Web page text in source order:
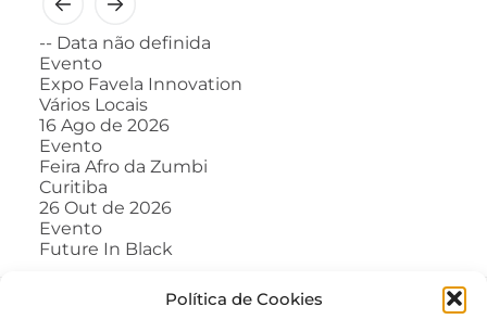
Política de Cookies
-- Data não definida
Evento
Expo Favela Innovation
Vários Locais
16 Ago de 2026
Evento
Feira Afro da Zumbi
Curitiba
26 Out de 2026
Evento
Future In Black